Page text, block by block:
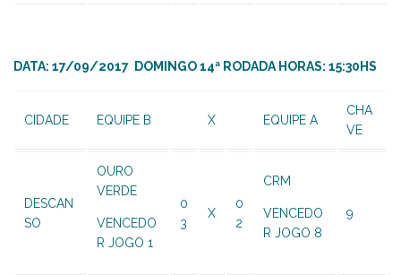
DATA: 17/09/2017 DOMINGO 14ª RODADA HORAS: 15:30HS
CIDADE EQUIPE B X EQUIPE A
CHA
VE
DESCAN
SO
OURO
VERDE
VENCEDO
R JOGO 1
0
3
X
0
2
CRM
VENCEDO
R JOGO 8
9